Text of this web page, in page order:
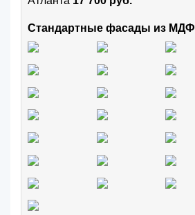
Стандартные фасады из МДФ